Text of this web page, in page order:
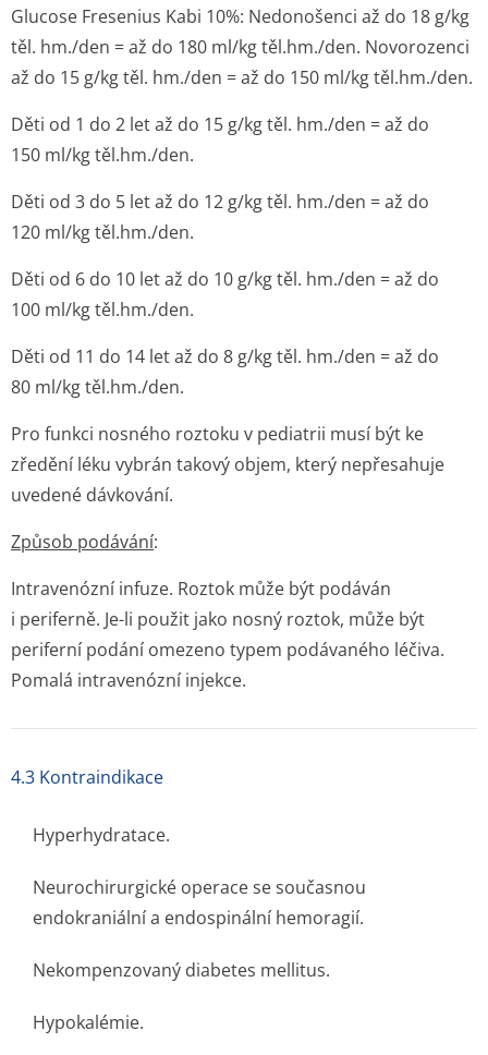
Glucose Fresenius Kabi 10%: Nedonošenci až do 18 g/kg
těl. hm./den = až do 180 ml/kg těl.hm./den. Novorozenci
až do 15 g/kg těl. hm./den = až do 150 ml/kg těl.hm./den.
Děti od 1 do 2 let až do 15 g/kg těl. hm./den = až do
150 ml/kg těl.hm./den.
Děti od 3 do 5 let až do 12 g/kg těl. hm./den = až do
120 ml/kg těl.hm./den.
Děti od 6 do 10 let až do 10 g/kg těl. hm./den = až do
100 ml/kg těl.hm./den.
Děti od 11 do 14 let až do 8 g/kg těl. hm./den = až do
80 ml/kg těl.hm./den.
Pro funkci nosného roztoku v pediatrii musí být ke
zředění léku vybrán takový objem, který nepřesahuje
uvedené dávkování.
Způsob podávání:
Intravenózní infuze. Roztok může být podáván
i periferně. Je-li použit jako nosný roztok, může být
periferní podání omezeno typem podávaného léčiva.
Pomalá intravenózní injekce.
4.3 Kontraindikace
Hyperhydratace.
Neurochirurgické operace se současnou
endokraniální a endospinální hemoragií.
Nekompenzovaný diabetes mellitus.
Hypokalémie.